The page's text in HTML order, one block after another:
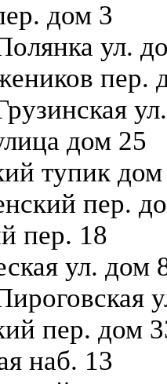
дом 3
ул.
пер.
дом 25
тупик
пер.
пер. 18
ул. дом
пер. дом
наб. 13